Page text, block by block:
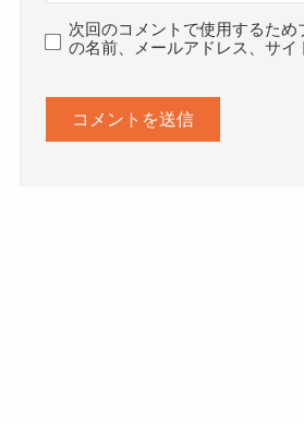
次回のコメントで使用するため
の名前、メールアドレス、サイ